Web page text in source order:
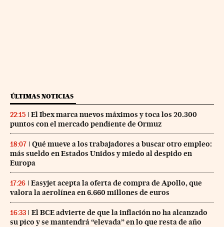
ÚLTIMAS NOTICIAS
22:15
El Ibex marca nuevos máximos y toca los 20.300
puntos con el mercado pendiente de Ormuz
18:07
Qué mueve a los trabajadores a buscar otro empleo:
más sueldo en Estados Unidos y miedo al despido en
Europa
17:26
Easyjet acepta la oferta de compra de Apollo, que
valora la aerolínea en 6.660 millones de euros
16:33
El BCE advierte de que la inflación no ha alcanzado
su pico y se mantendrá “elevada” en lo que resta de año